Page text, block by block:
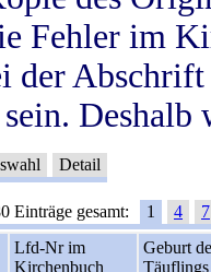
Fehler im
der Abschrift
Detail
Einträge gesamt: 1 4 7
Lfd-Nr im
Kirchenbuch
Geburt
Täuflings